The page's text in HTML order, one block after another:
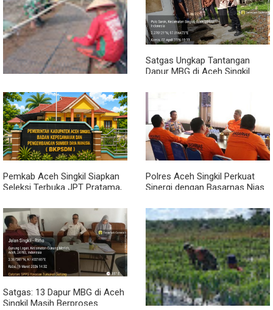
Dari Bibit Jadi Harapan,
Babinsa Dampingi Warga
Kembangkan Semangka
Satgas Ungkap Tantangan
Dapur MBG di Aceh Singkil
Pemkab Aceh Singkil Siapkan
Seleksi Terbuka JPT Pratama,
Kinerja
Polres Aceh Singkil Perkuat
Sinergi dengan Basarnas Nias
Satgas: 13 Dapur MBG di Aceh
Singkil Masih Berproses